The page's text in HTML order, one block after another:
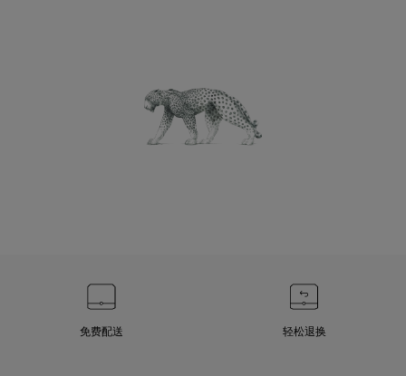
免费配送 轻松退换